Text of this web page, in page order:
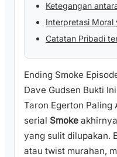
Ketegangan
Interpretasi Moral
Catatan Pribadi
Ending Smoke
Dave Gudsen Bukti
Taron Egerton Paling
serial Smoke
yang sulit dilupakan.
atau twist murahan,